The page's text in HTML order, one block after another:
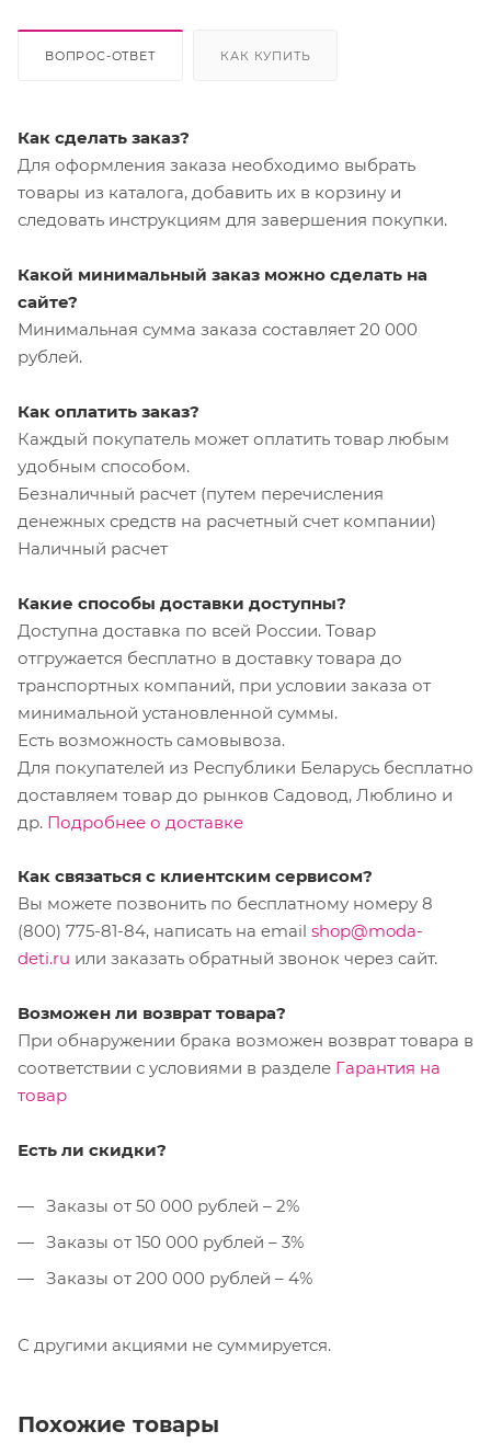
ВОПРОС-ОТВЕТ КАК КУПИТЬ
Как сделать заказ?
Для оформления заказа необходимо выбрать
товары из каталога, добавить их в корзину и
следовать инструкциям для завершения покупки.
Какой минимальный заказ можно сделать на
сайте?
Минимальная сумма заказа составляет 20 000
рублей.
Как оплатить заказ?
Каждый покупатель может оплатить товар любым
удобным способом.
Безналичный расчет (путем перечисления
денежных средств на расчетный счет компании)
Наличный расчет
Какие способы доставки доступны?
Доступна доставка по всей России. Товар
отгружается бесплатно в доставку товара до
транспортных компаний, при условии заказа от
минимальной установленной суммы.
Есть возможность самовывоза.
Для покупателей из Республики Беларусь бесплатно
доставляем товар до рынков Садовод, Люблино и
др. Подробнее о доставке
Как связаться с клиентским сервисом?
Вы можете позвонить по бесплатному номеру 8
(800) 775-81-84, написать на email shop@moda-
deti.ru или заказать обратный звонок через сайт.
Возможен ли возврат товара?
При обнаружении брака возможен возврат товара в
соответствии с условиями в разделе Гарантия на
товар
Есть ли скидки?
Заказы от 50 000 рублей – 2%
Заказы от 150 000 рублей – 3%
Заказы от 200 000 рублей – 4%
С другими акциями не суммируется.
Похожие товары